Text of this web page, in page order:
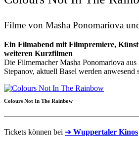
Filme von Masha Ponomariova
Ein Filmabend mit Filmpremiere,
weiteren Kurzfilmen
Die Filmemacher Masha Ponomariova
Stepanov, aktuell Basel werden anwesend
Colours Not In The Rainbow
Tickets können bei ➜ Wuppertaler Kinos